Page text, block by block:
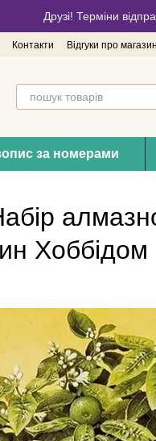
Друзі! Терміни
Контакти Відгуки про магазин
за номерами
Хоббідом